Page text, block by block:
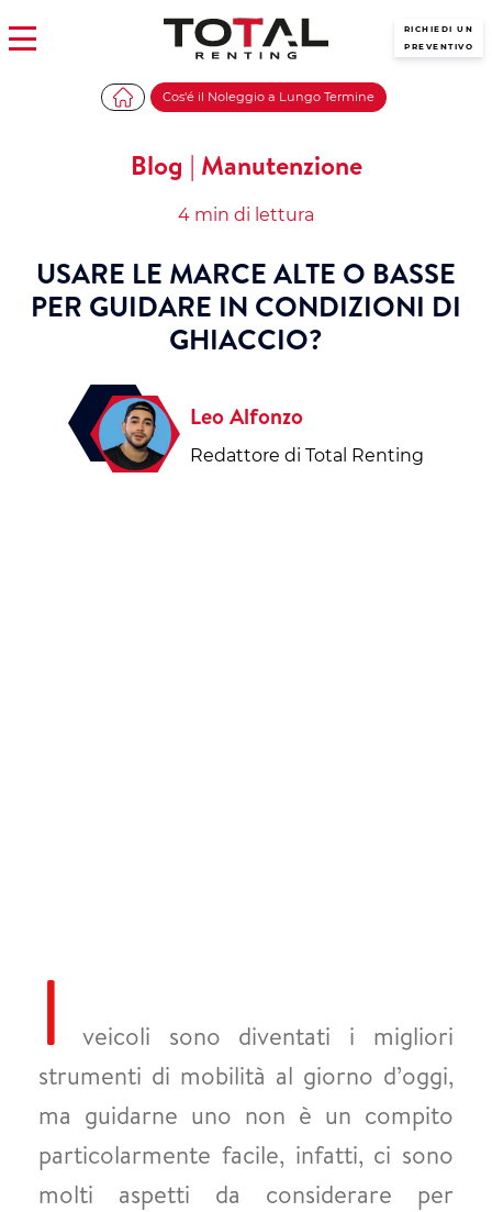
RICHIEDI UN
PREVENTIVO
Cos'é il Noleggio a Lungo Termine
Blog | Manutenzione
4 min di lettura
USARE LE MARCE ALTE O BASSE
PER GUIDARE IN CONDIZIONI DI
GHIACCIO?
Leo Alfonzo
Redattore di Total Renting
I
veicoli sono diventati i migliori
strumenti di mobilità al giorno d’oggi,
ma guidarne uno non è un compito
particolarmente facile, infatti, ci sono
molti aspetti da considerare per